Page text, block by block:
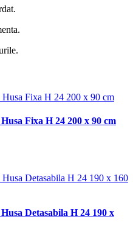
Fixa H 24 200 x 90 cm
Detasabila H 24 190 x